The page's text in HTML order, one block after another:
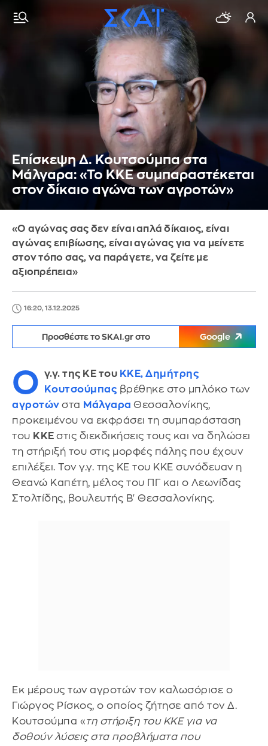
Eπίσκεψη Δ. Κουτσούμπα στα
Μάλγαρα: «Το ΚΚΕ συμπαραστέκεται
στον δίκαιο αγώνα των αγροτών»
«Ο αγώνας σας δεν είναι απλά δίκαιος, είναι
αγώνας επιβίωσης, είναι αγώνας για να μείνετε
στον τόπο σας, να παράγετε, να ζείτε με
αξιοπρέπεια»
16:20, 13.12.2025
Προσθέστε το SKAI.gr στο Google
Ο γ.γ. της ΚΕ του ΚΚΕ, Δημήτρης
Κουτσούμπας βρέθηκε στο μπλόκο των
αγροτών στα Μάλγαρα Θεσσαλονίκης,
προκειμένου να εκφράσει τη συμπαράσταση
του ΚΚΕ στις διεκδικήσεις τους και να δηλώσει
τη στήριξή του στις μορφές πάλης που έχουν
επιλέξει. Τον γ.γ. της ΚΕ του ΚΚΕ συνόδευαν η
Θεανώ Καπέτη, μέλος του ΠΓ και ο Λεωνίδας
Στολτίδης, βουλευτής Β' Θεσσαλονίκης.
Εκ μέρους των αγροτών τον καλωσόρισε ο
Γιώργος Ρίσκος, ο οποίος ζήτησε από τον Δ.
Κουτσούμπα «τη στήριξη του ΚΚΕ για να
δοθούν λύσεις στα προβλήματα που